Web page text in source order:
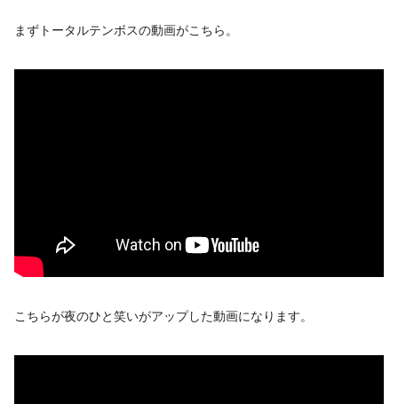
まずトータルテンボスの動画がこちら。
こちらが夜のひと笑いがアップした動画になります。